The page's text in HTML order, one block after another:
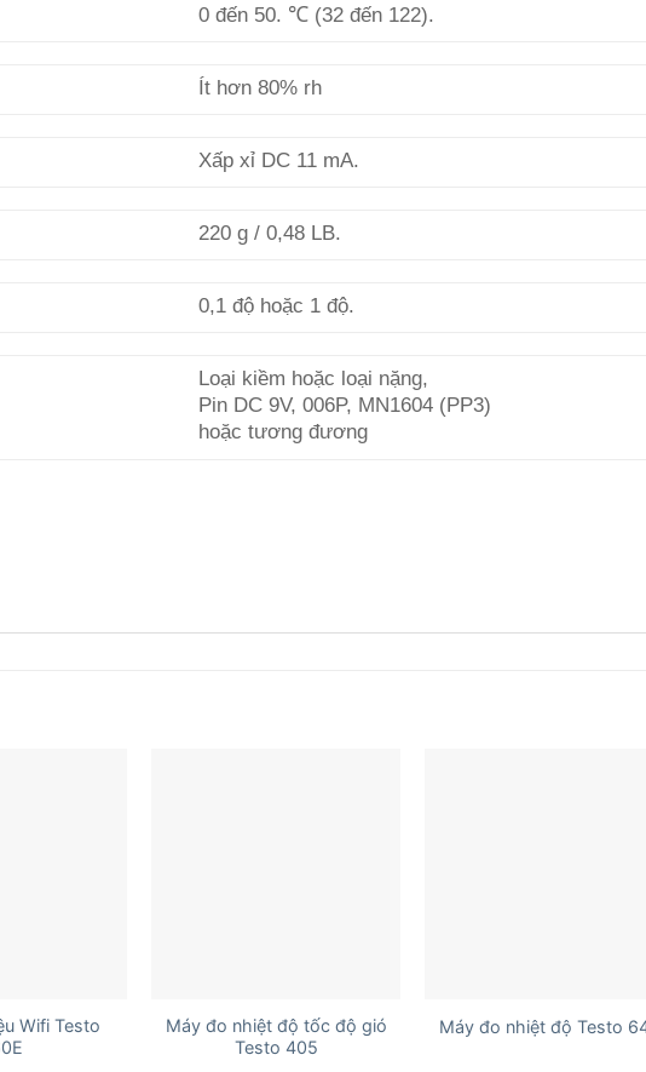
0 đến 50. ℃ (32 đến 122).
Ít hơn 80% rh
Xấp xỉ DC 11 mA.
220 g / 0,48 LB.
0,1 độ hoặc 1 độ.
Loại kiềm hoặc loại nặng,
Pin DC 9V, 006P, MN1604 (PP3)
hoặc tương đương
Wifi Testo
Máy đo nhiệt độ tốc độ gió
Testo 405
Máy đo nhiệt độ Testo